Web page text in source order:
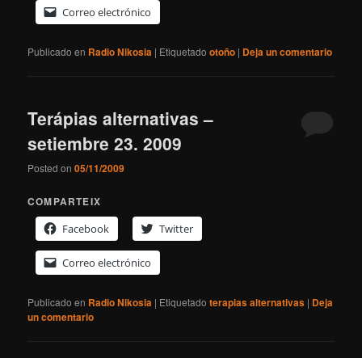
Correo electrónico
Publicado en Radio Nikosia | Etiquetado otoño | Deja un comentario
Terápias alternativas –
setiembre 23. 2009
Posted on05/11/2009
COMPARTEIX
Facebook
Twitter
Correo electrónico
Publicado en Radio Nikosia | Etiquetado terapias alternativas | Deja
un comentario